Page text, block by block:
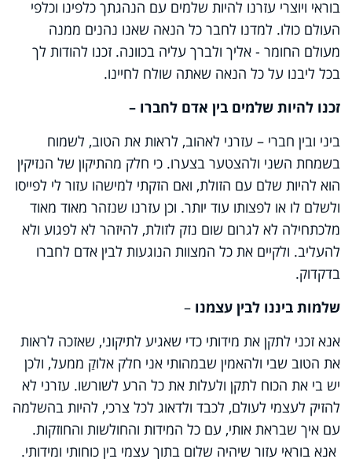
בוראי ויוצרי עזרנו להיות שלמים עם הנהגתך כלפינו וכלפי
העולם כולו. למדנו לחבר כל הנאה שאנו נהנים ממנה
מעולם החומר - אליך ולברך עליה בכוונה. זכנו להודות לך
בכל ליבנו על כל הנאה שאתה שולח לחיינו.
זכנו להיות שלמים בין אדם לחברו –
ביני ובין חברי – עזרני לאהוב, לראות את הטוב, לשמוח
בשמחת השני ולהצטער בצערו. כי חלק מהתיקון של הנזיקין
הוא להיות שלם עם הזולת, ואם הזקתי למישהו עזור לי לפייסו
ולשלם לו או לפצותו עוד יותר. וכן עזרנו שנזהר מאוד מאוד
מלכתחילה לא לגרום שום נזק לזולת, להיזהר לא לפגוע ולא
להעליב. ולקיים את כל המצוות הנוגעות לבין אדם לחברו
בדקדוק.
שלמות ביננו לבין עצמנו –
אנא זכני לתקן את מידותי כדי שאגיע לתיקוני, שאזכה לראות
את הטוב שבי ולהאמין שבמהותי אני חלק אלוקַ ממעל, ולכן
יש בי את הכוח לתקן ולעלות את כל הרע לשורשו. עזרני לא
להזיק לעצמי לעולם, לכבד ולדאוג לכל צרכי, להיות בהשלמה
עם איך שבראת אותי, עם כל המידות והחולשות והחוזקות.
אנא בוראי עזור שיהיה שלום בתוך עצמי בין כוחותי ומידותי.